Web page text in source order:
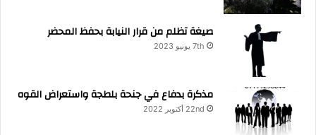
صيغة تظلم من قرار النيابة بحفظ المحضر
7th يونيو 2023
مذكرة بدفاع في جنحة بلطجة واستعراض القوه
22nd أكتوبر 2022